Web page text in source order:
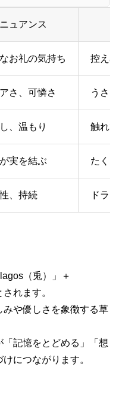
ニュアンス
お礼の気持ち 控えめ
さ、可憐さ うさ
、温もり 触れて
実を結ぶ たくさ
、持続 ドラ
（兎）」＋
れます。
みや優しさを象徴する草
「記憶をとどめる」「想
につながります。